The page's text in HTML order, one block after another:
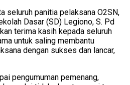
seluruh panitia pelaksana O2SN,
Dasar (SD) Legiono, S. Pd
terima kasih kepada seluruh
untuk saling membantu
dengan sukses dan lancar,
pengumuman pemenang,